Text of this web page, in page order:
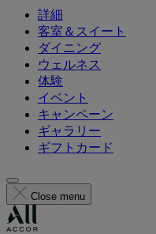
詳細
客室＆スイート
ダイニング
ウェルネス
体験
イベント
キャンペーン
ギャラリー
ギフトカード
Close menu